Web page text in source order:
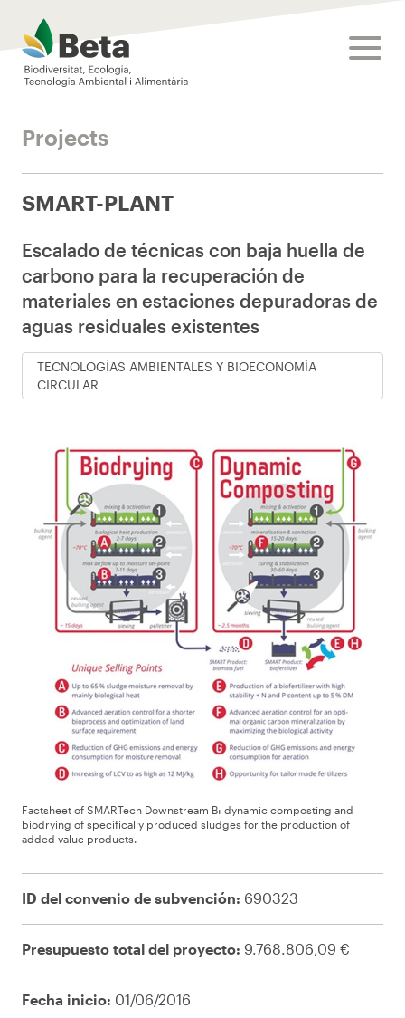
Beta Tech Center
Projects
SMART-PLANT
Escalado de técnicas con baja huella de
carbono para la recuperación de
materiales en estaciones depuradoras de
aguas residuales existentes
TECNOLOGÍAS AMBIENTALES Y BIOECONOMÍA
CIRCULAR
Factsheet of SMARTech Downstream B: dynamic composting and
biodrying of specifically produced sludges for the production of
added value products.
ID del convenio de subvención: 690323
Presupuesto total del proyecto: 9.768.806,09 €
Fecha inicio: 01/06/2016